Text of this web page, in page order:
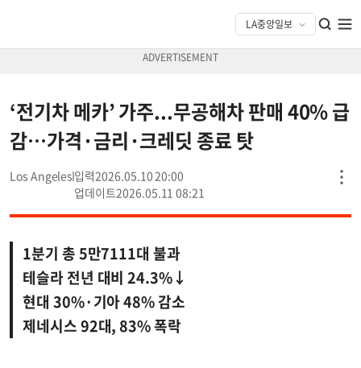
‘전기차 메카’ 가주...무공해차 판매 40% 급
감…가격·금리·크레딧 종료 탓
Los Angeles
2026.05.10 20:00
2026.05.11 08:21
1분기 총 5만7111대 불과
테슬라 전년 대비 24.3%↓
현대 30%·기아 48% 감소
제네시스 92대, 83% 폭락